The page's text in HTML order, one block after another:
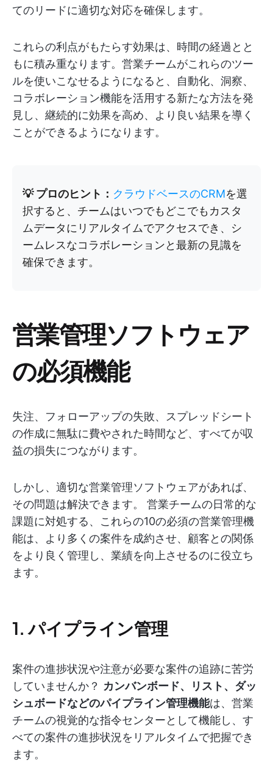
てのリードに適切な対応を確保します。
これらの利点がもたらす効果は、時間の経過とと
もに積み重なります。営業チームがこれらのツー
ルを使いこなせるようになると、自動化、洞察、
コラボレーション機能を活用する新たな方法を発
見し、継続的に効果を高め、より良い結果を導く
ことができるようになります。
💡 プロのヒント： クラウドベースのCRMを選
択すると、チームはいつでもどこでもカスタ
ムデータにリアルタイムでアクセスでき、シ
ームレスなコラボレーションと最新の見識を
確保できます。
営業管理ソフトウェア
の必須機能
失注、フォローアップの失敗、スプレッドシート
の作成に無駄に費やされた時間など、すべてが収
益の損失につながります。
しかし、適切な営業管理ソフトウェアがあれば、
その問題は解決できます。 営業チームの日常的な
課題に対処する、これらの10の必須の営業管理機
能は、より多くの案件を成約させ、顧客との関係
をより良く管理し、業績を向上させるのに役立ち
ます。
1. パイプライン管理
案件の進捗状況や注意が必要な案件の追跡に苦労
していませんか？ カンバンボード、リスト、ダッ
シュボードなどのパイプライン管理機能は、営業
チームの視覚的な指令センターとして機能し、す
べての案件の進捗状況をリアルタイムで把握でき
ます。